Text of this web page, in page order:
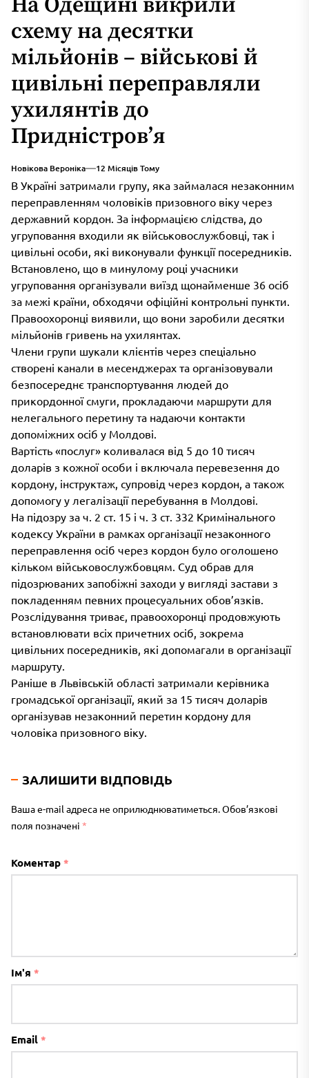
На Одещині викрили
схему на десятки
мільйонів – військові й
цивільні переправляли
ухилянтів до
Придністров’я
Новікова Вероніка 12 Місяців Тому
В Україні затримали групу, яка займалася незаконним
переправленням чоловіків призовного віку через
державний кордон. За інформацією слідства, до
угруповання входили як військовослужбовці, так і
цивільні особи, які виконували функції посередників.
Встановлено, що в минулому році учасники
угруповання організували виїзд щонайменше 36 осіб
за межі країни, обходячи офіційні контрольні пункти.
Правоохоронці виявили, що вони заробили десятки
мільйонів гривень на ухилянтах.
Члени групи шукали клієнтів через спеціально
створені канали в месенджерах та організовували
безпосереднє транспортування людей до
прикордонної смуги, прокладаючи маршрути для
нелегального перетину та надаючи контакти
допоміжних осіб у Молдові.
Вартість «послуг» коливалася від 5 до 10 тисяч
доларів з кожної особи і включала перевезення до
кордону, інструктаж, супровід через кордон, а також
допомогу у легалізації перебування в Молдові.
На підозру за ч. 2 ст. 15 і ч. 3 ст. 332 Кримінального
кодексу України в рамках організації незаконного
переправлення осіб через кордон було оголошено
кільком військовослужбовцям. Суд обрав для
підозрюваних запобіжні заходи у вигляді застави з
покладенням певних процесуальних обов’язків.
Розслідування триває, правоохоронці продовжують
встановлювати всіх причетних осіб, зокрема
цивільних посередників, які допомагали в організації
маршруту.
Раніше в Львівській області затримали керівника
громадської організації, який за 15 тисяч доларів
організував незаконний перетин кордону для
чоловіка призовного віку.
ЗАЛИШИТИ ВІДПОВІДЬ
Ваша e-mail адреса не оприлюднюватиметься.Обов’язкові
поля позначені *
Коментар *
Ім'я *
Email *